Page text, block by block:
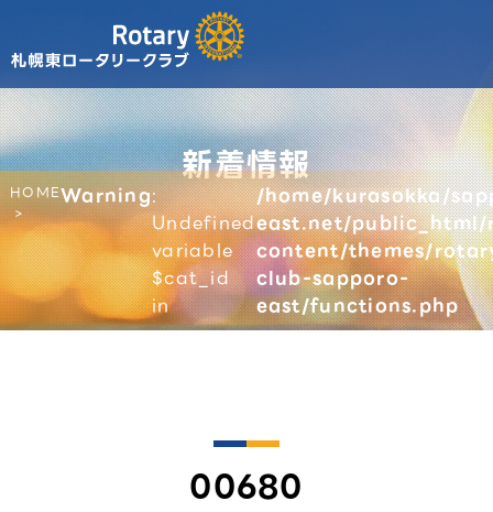
新着情報
HOMEWarning:
Undefined
variable
$cat_id
in
/home/kurasokka/
east.net/
content/themes/
club-sapporo-
east/functions.php
00680